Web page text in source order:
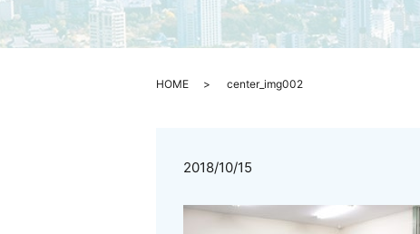
HOME center_img002
2018/10/15